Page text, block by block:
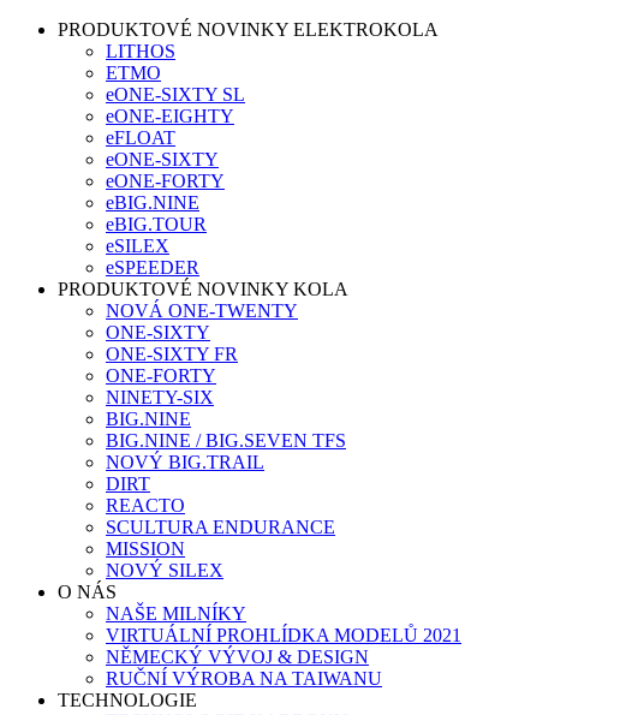
PRODUKTOVÉ NOVINKY ELEKTROKOLA
LITHOS
ETMO
eONE-SIXTY SL
eONE-EIGHTY
eFLOAT
eONE-SIXTY
eONE-FORTY
eBIG.NINE
eBIG.TOUR
eSILEX
eSPEEDER
PRODUKTOVÉ NOVINKY KOLA
NOVÁ ONE-TWENTY
ONE-SIXTY
ONE-SIXTY FR
ONE-FORTY
NINETY-SIX
BIG.NINE
BIG.NINE / BIG.SEVEN TFS
NOVÝ BIG.TRAIL
DIRT
REACTO
SCULTURA ENDURANCE
MISSION
NOVÝ SILEX
O NÁS
NAŠE MILNÍKY
VIRTUÁLNÍ PROHLÍDKA MODELŮ 2021
NĚMECKÝ VÝVOJ & DESIGN
RUČNÍ VÝROBA NA TAIWANU
TECHNOLOGIE